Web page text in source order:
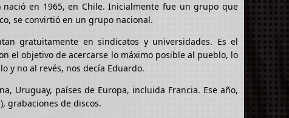
nació en 1965, en Chile. Inicialmente fue un grupo que
se convirtió en un grupo nacional.
gratuitamente en sindicatos y universidades. Es el
el objetivo de acercarse lo máximo posible al pueblo, lo
y no al revés, nos decía Eduardo.
Uruguay, países de Europa, incluida Francia. Ese año,
grabaciones de discos.